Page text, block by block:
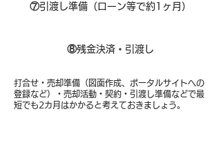
⑦引渡し準備（ローン等で約1ヶ月）
打合せ・売却準備（図面作成、ポータルサイトへの
登録など）・売却活動・契約・引渡し準備などで最
短でも2カ月はかかると考えておきましょう。
⑧​残金決済・引渡し